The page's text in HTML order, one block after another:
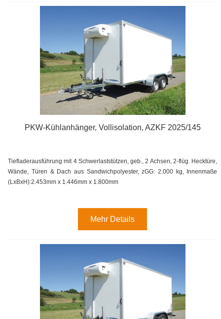
PKW-Kühlanhänger, Vollisolation, AZKF 2025/145
Tiefladerausführung mit 4 Schwerlaststützen, geb., 2 Achsen, 2-flüg. Hecktüre,
Wände, Türen & Dach aus Sandwichpolyester, zGG: 2.000 kg, Innenmaße
(LxBxH):2.453mm x 1.446mm x 1.800mm
Mehr Details